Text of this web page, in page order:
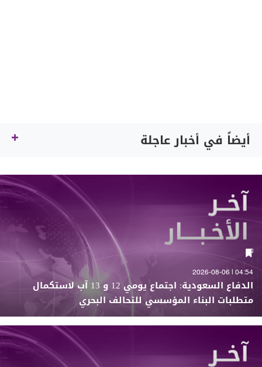
أيضاً في أخبار عاجلة
04:54 | 2026-08-06
الدفاع السعودية: اجتماع يومي 12 و 13 آب لاستكمال
متطلبات البناء المؤسسي للتحالف البحري